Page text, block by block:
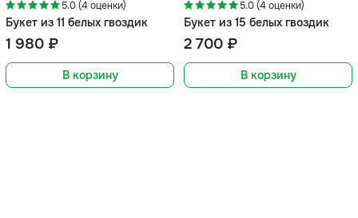
5.0 (4 оценки)
Букет из 11 белых гвоздик
1 980 ₽
В корзину
5.0 (4 оценки)
Букет из 15 белых гвоздик
2 700 ₽
В корзину